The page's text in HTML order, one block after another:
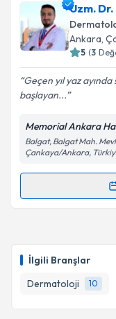
İlgili Branşlar
Dermatoloji
10
Uzm. Dr.
oluşturun. Size
takvim
Kişisel
Metni'ni
kapsamda
Uzm.
Ankara,
5 (3
Geçen yıl yaz
başlayan...
Memorial Ankara
Balgat, Balgat Mah.
Çankaya/Ankara,
Randevu
takvim
E-posta